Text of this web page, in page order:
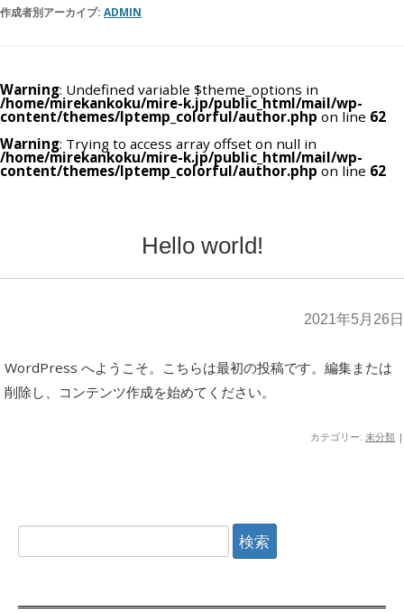
作成者別アーカイブ: ADMIN
Warning: Undefined variable $theme_options in
/home/mirekankoku/mire-k.jp/public_html/mail/wp-
content/themes/lptemp_colorful/author.php on line 62
Warning: Trying to access array offset on null in
/home/mirekankoku/mire-k.jp/public_html/mail/wp-
content/themes/lptemp_colorful/author.php on line 62
Hello world!
2021年5月26日
WordPress へようこそ。こちらは最初の投稿です。編集または
削除し、コンテンツ作成を始めてください。
カテゴリー: 未分類 |
索: